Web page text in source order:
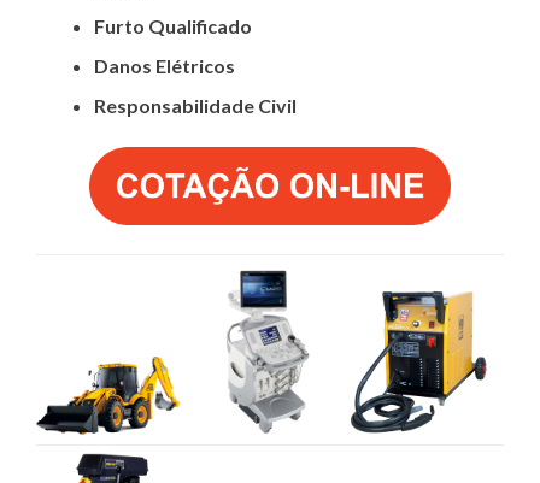
Furto Qualificado
Danos Elétricos
Responsabilidade Civil